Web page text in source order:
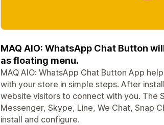
MAQ AIO: WhatsApp Chat Button
as floating menu.
MAQ AIO: WhatsApp Chat Button App
with your store in simple steps. After
website visitors to connect with you. The
Messenger, Skype, Line, We Chat, Snap
install and configure.